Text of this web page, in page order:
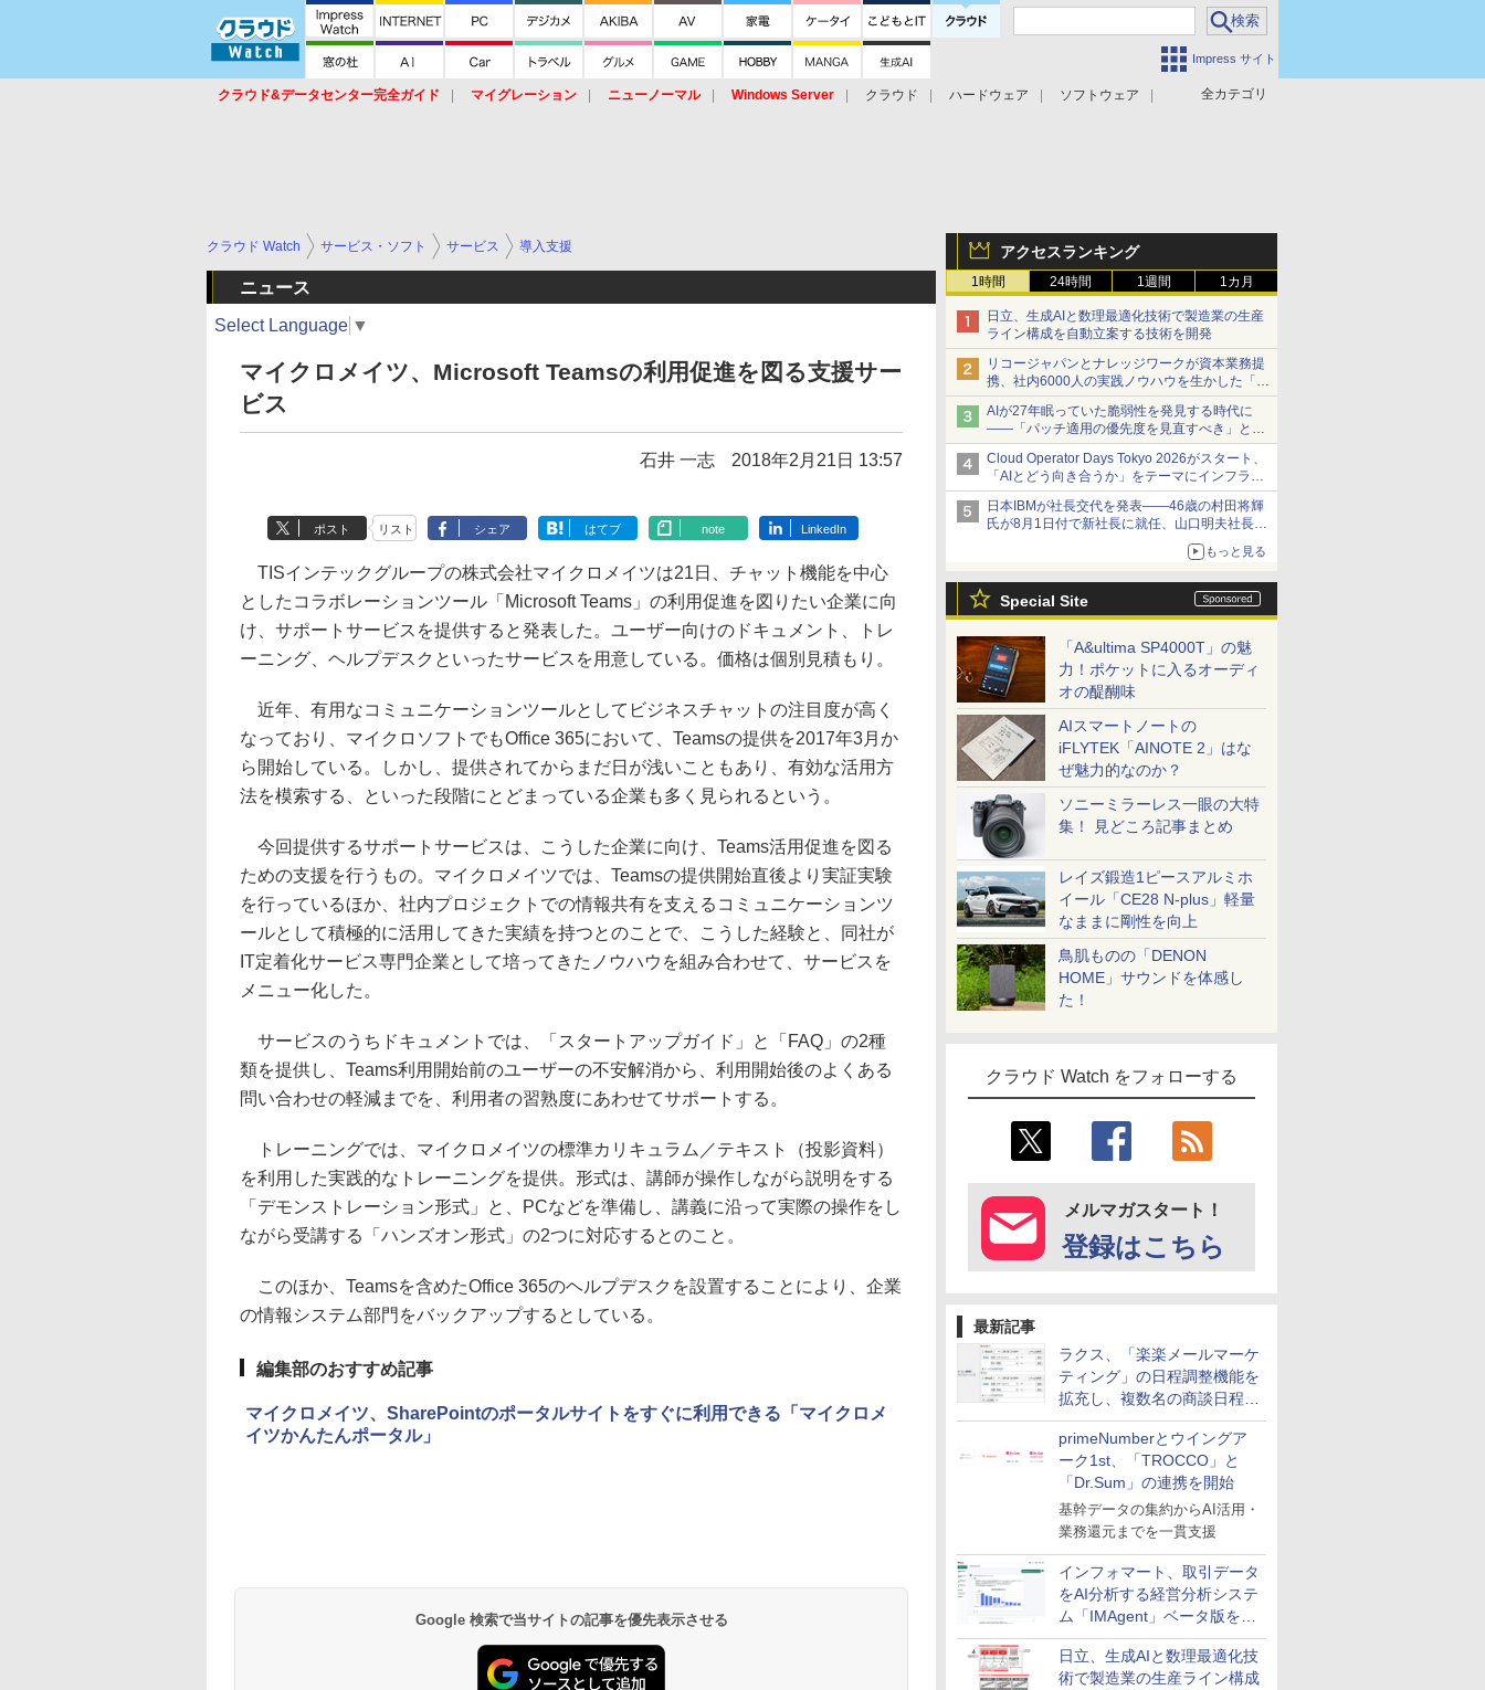
Impress サイト
全カテゴリ
クラウド&データセンター完全ガイド マイグレーション ニューノーマル Windows Server クラウド ハードウェア
ソフトウェア
アクセスランキング
1時間 24時間 1週間 1カ月
日立、生成AIと数理最適化技術で製造業の生産
ライン構成を自動立案する技術を開発
リコージャパンとナレッジワークが資本業務提
携、社内6000人の実践ノウハウを生かした「AI
商談記録 for RICOH」を展開へ
AIが27年眠っていた脆弱性を発見する時代に
――「パッチ適用の優先度を見直すべき」とセ
キュリティ専門家
Cloud Operator Days Tokyo 2026がスタート、
「AIとどう向き合うか」をテーマにインフラ運
用の知見を集約
日本IBMが社長交代を発表――46歳の村田将輝
氏が8月1日付で新社長に就任、山口明夫社長は
もっと見る
Special Site
「A&ultima SP4000T」の魅
力！ポケットに入るオーディ
オの醍醐味
AIスマートノートの
iFLYTEK「AINOTE 2」はな
ぜ魅力的なのか？
ソニーミラーレス一眼の大特
集！ 見どころ記事まとめ
レイズ鍛造1ピースアルミホ
イール「CE28 N-plus」軽量
なままに剛性を向上
鳥肌ものの「DENON
HOME」サウンドを体感し
た！
クラウド Watch をフォローする
メルマガスタート！
登録はこちら
最新記事
ラクス、「楽楽メールマーケ
ティング」の日程調整機能を
拡充し、複数名の商談日程調
整を効率化
primeNumberとウイングア
ーク1st、「TROCCO」と
「Dr.Sum」の連携を開始
基幹データの集約からAI活用・
業務還元までを一貫支援
インフォマート、取引データ
をAI分析する経営分析システ
ム「IMAgent」ベータ版を提
供
日立、生成AIと数理最適化技
術で製造業の生産ライン構成
クラウド Watch サービス・ソフト サービス 導入支援
ニュース
Select Language ▼
マイクロメイツ、Microsoft Teamsの利用促進を図る支援サー
ビス
石井 一志 2018年2月21日 13:57
ポスト リスト シェア はてブ note LinkedIn
TISインテックグループの株式会社マイクロメイツは21日、チャット機能を中心
としたコラボレーションツール「Microsoft Teams」の利用促進を図りたい企業に向
け、サポートサービスを提供すると発表した。ユーザー向けのドキュメント、トレ
ーニング、ヘルプデスクといったサービスを用意している。価格は個別見積もり。
近年、有用なコミュニケーションツールとしてビジネスチャットの注目度が高く
なっており、マイクロソフトでもOffice 365において、Teamsの提供を2017年3月か
ら開始している。しかし、提供されてからまだ日が浅いこともあり、有効な活用方
法を模索する、といった段階にとどまっている企業も多く見られるという。
今回提供するサポートサービスは、こうした企業に向け、Teams活用促進を図る
ための支援を行うもの。マイクロメイツでは、Teamsの提供開始直後より実証実験
を行っているほか、社内プロジェクトでの情報共有を支えるコミュニケーションツ
ールとして積極的に活用してきた実績を持つとのことで、こうした経験と、同社が
IT定着化サービス専門企業として培ってきたノウハウを組み合わせて、サービスを
メニュー化した。
サービスのうちドキュメントでは、「スタートアップガイド」と「FAQ」の2種
類を提供し、Teams利用開始前のユーザーの不安解消から、利用開始後のよくある
問い合わせの軽減までを、利用者の習熟度にあわせてサポートする。
トレーニングでは、マイクロメイツの標準カリキュラム／テキスト（投影資料）
を利用した実践的なトレーニングを提供。形式は、講師が操作しながら説明をする
「デモンストレーション形式」と、PCなどを準備し、講義に沿って実際の操作をし
ながら受講する「ハンズオン形式」の2つに対応するとのこと。
このほか、Teamsを含めたOffice 365のヘルプデスクを設置することにより、企業
の情報システム部門をバックアップするとしている。
編集部のおすすめ記事
マイクロメイツ、SharePointのポータルサイトをすぐに利用できる「マイクロメ
イツかんたんポータル」
Google 検索で当サイトの記事を優先表示させる